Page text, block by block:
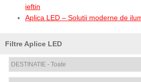
ieftin
Aplica LED – Solutii moderne de
Filtre Aplice LED